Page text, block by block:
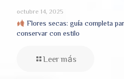
octubre 14, 2025
Flores secas: guía completa
conservar con estilo
Leer más